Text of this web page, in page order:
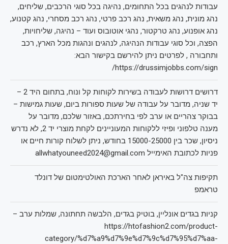
עבודות לנהגים בכל התחומים, נהיגה בכל סוגי הרכבים, שליחים,
נהג מונית, נהג משאית, נהג רכב פרטי, נהג רכב מסחרי, נהג קטנוע,
נהג אופנוע, נהג טרקטור, נהגי אוטובוס ועוד – נהיגה, שליחויות,
הפצה, וכל סוגי עבודות הנהיגה, לנהגים ונהגות מכל הארץ, רכב
ותחבורה , לפרטים ניתן להירשם בקישור הבא:
https://drussimjobbs.com/sign/
דרושים דרושות לעבודה בשירות לקוחות קל ונוח, בתחום היד 2 –
יד שניה, מדובר על עבודה של שעות ספורות ביום, שעות גמישות –
בבוקר צהריים או ערב לפי בחירתכם, באזור שלכם, מדובר על
מענה טלפוני ופיזי ללקוחות המעוניינים לקחת מוצרי יד 2, לא נדרש
ניסיון, שכר בין 15000-25000 בחודש, ניתן לשלוח קורות חיים או
פניות לכתובת האימייל allwhatyouneed2024@gmail.com
תקיפות צה"ל באיראן לאחר הארכת האולטימטום של דונלד
טראמפ
קניות בגדים אונליין, בוטיק בגדים, הלבשה תחתונה, שמלות ערב –
https://htofashion2.com/product-
category/%d7%a9%d7%9e%d7%9c%d7%95%d7%aa-